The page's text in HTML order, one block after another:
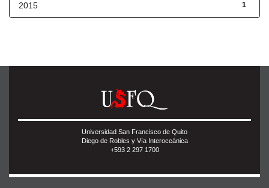
1
2015
Universidad San Francisco de Quito
Diego de Robles y Vía Interoceánica
+593 2 297 1700